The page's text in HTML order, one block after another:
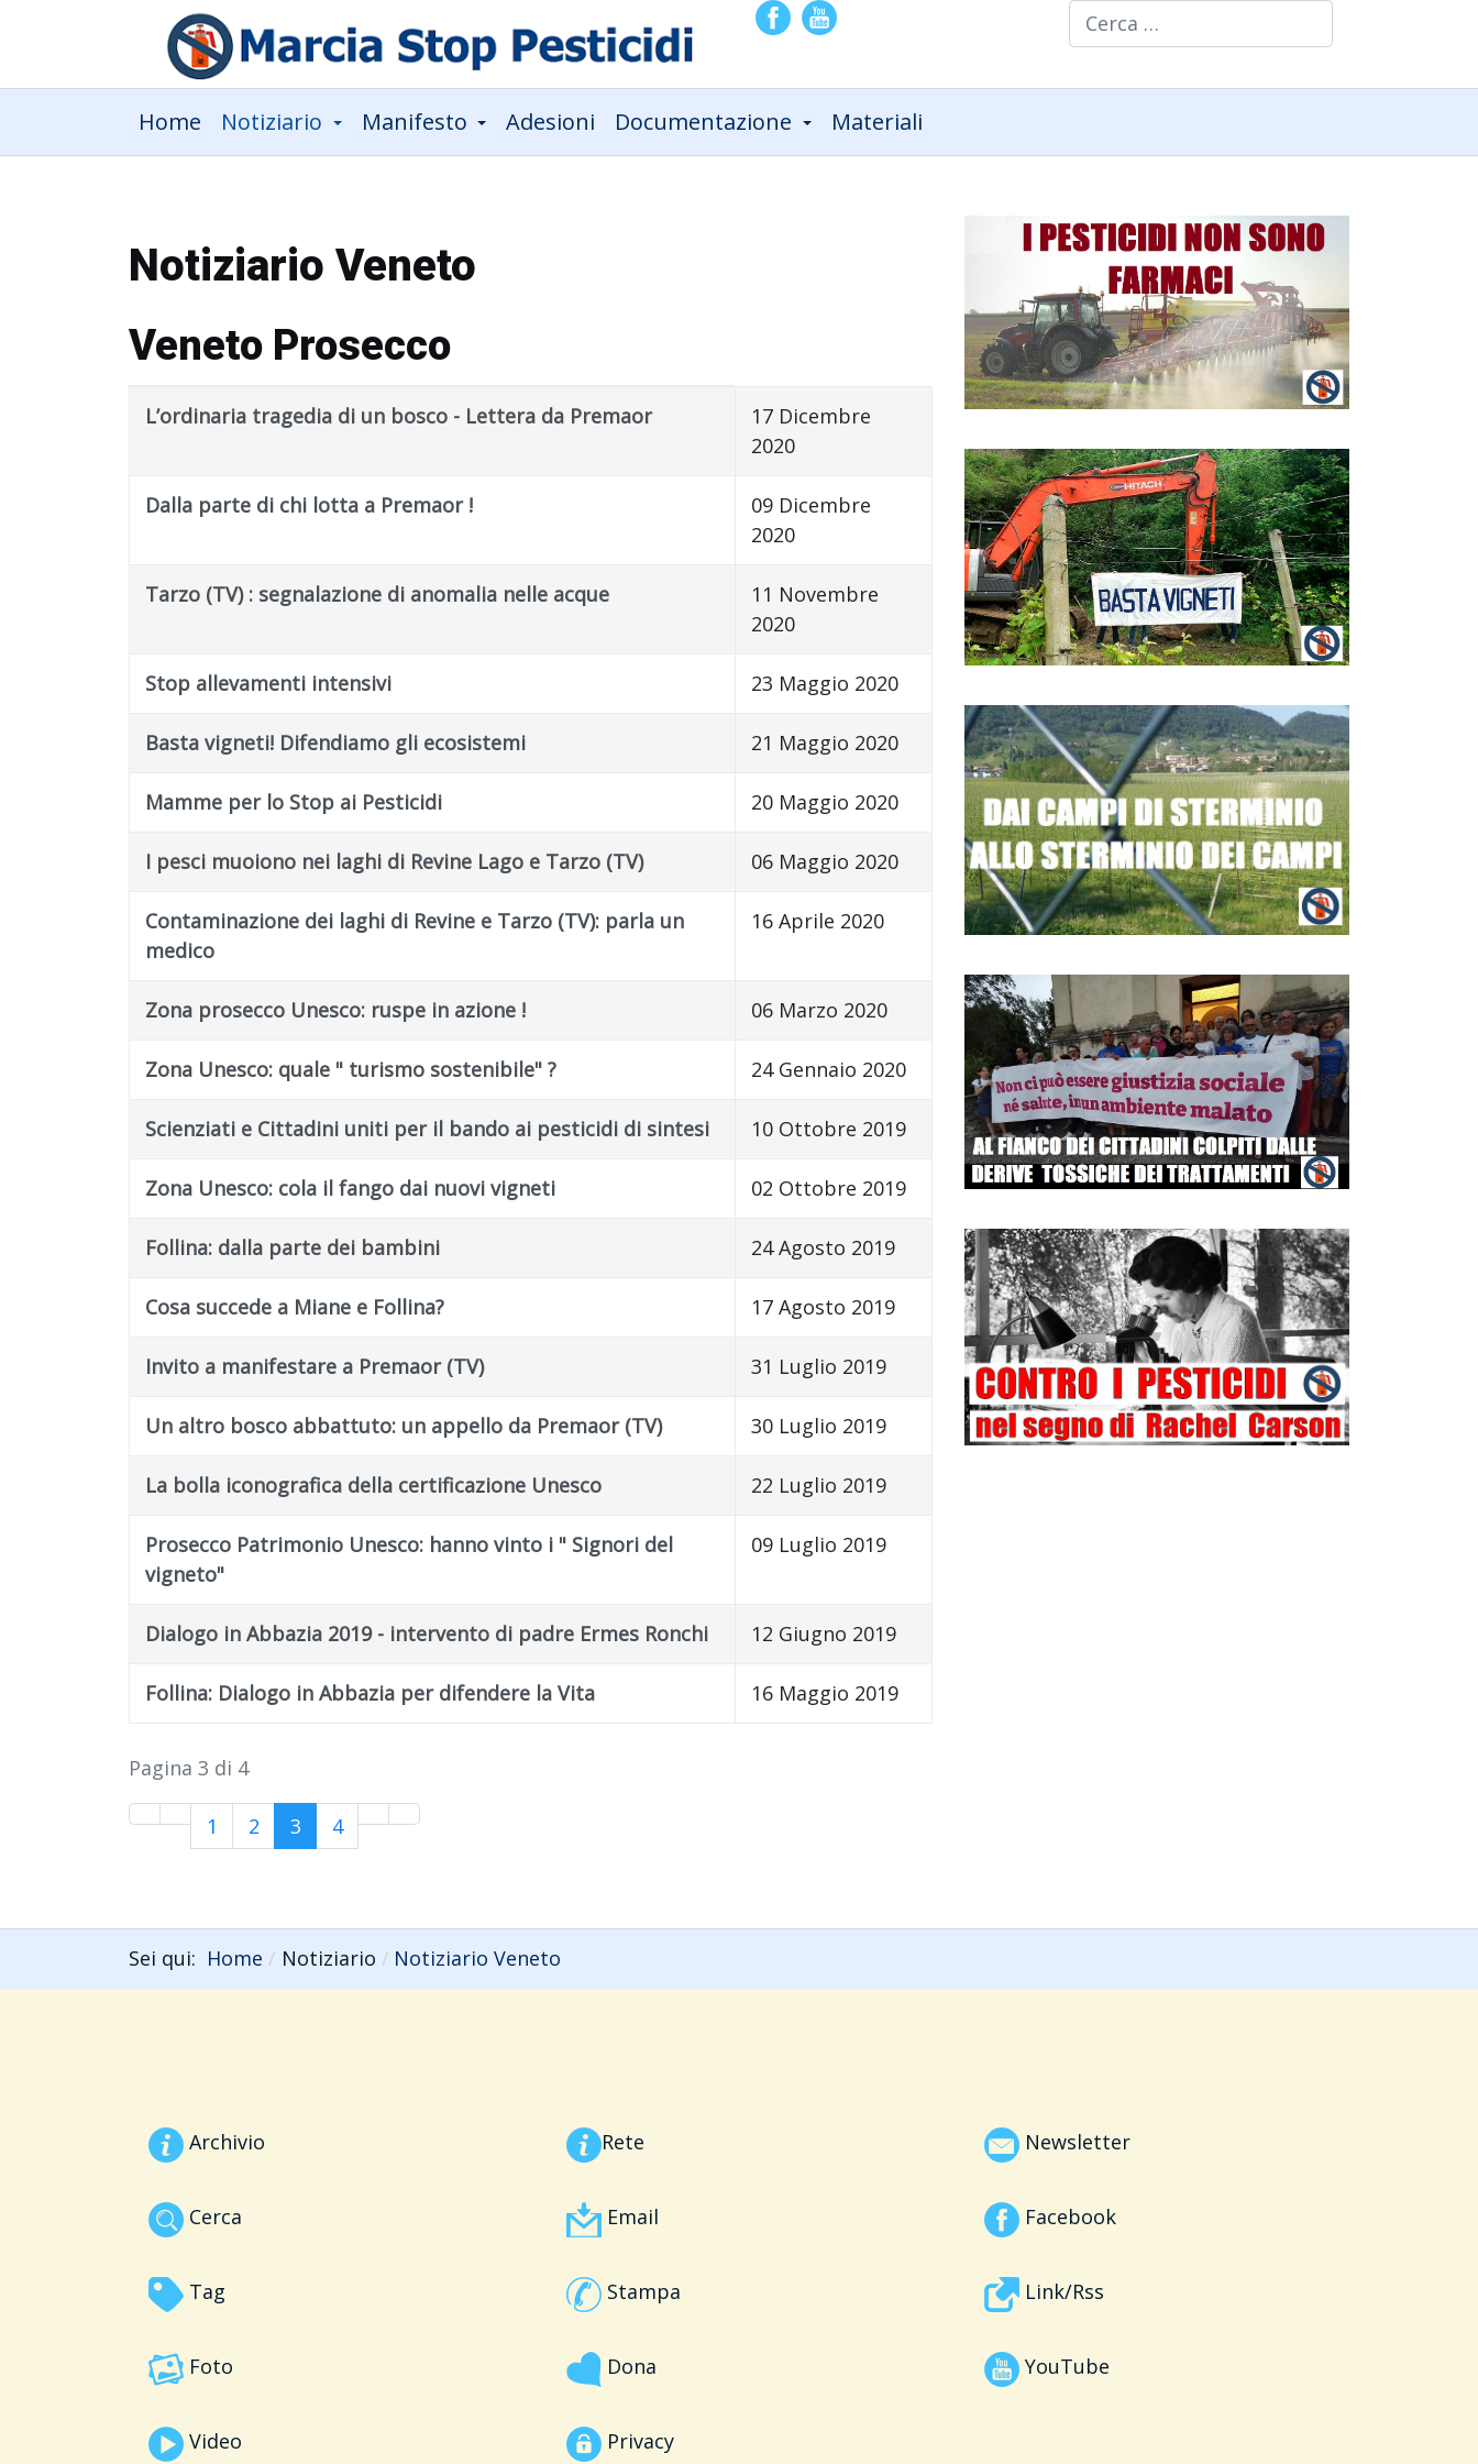
Cerca
Home Notiziario Manifesto Adesioni Documentazione Materiali
Notiziario Veneto
Veneto Prosecco
Titolo Data pubblicazione
L’ordinaria tragedia di un bosco - Lettera da Premaor
17 Dicembre
2020
Dalla parte di chi lotta a Premaor !
09 Dicembre
2020
Tarzo (TV) : segnalazione di anomalia nelle acque
11 Novembre
2020
Stop allevamenti intensivi 23 Maggio 2020
Basta vigneti! Difendiamo gli ecosistemi 21 Maggio 2020
Mamme per lo Stop ai Pesticidi 20 Maggio 2020
I pesci muoiono nei laghi di Revine Lago e Tarzo (TV) 06 Maggio 2020
Contaminazione dei laghi di Revine e Tarzo (TV): parla un
medico
16 Aprile 2020
Zona prosecco Unesco: ruspe in azione ! 06 Marzo 2020
Zona Unesco: quale " turismo sostenibile" ? 24 Gennaio 2020
Scienziati e Cittadini uniti per il bando ai pesticidi di sintesi 10 Ottobre 2019
Zona Unesco: cola il fango dai nuovi vigneti 02 Ottobre 2019
Follina: dalla parte dei bambini 24 Agosto 2019
Cosa succede a Miane e Follina? 17 Agosto 2019
Invito a manifestare a Premaor (TV) 31 Luglio 2019
Un altro bosco abbattuto: un appello da Premaor (TV) 30 Luglio 2019
La bolla iconografica della certificazione Unesco 22 Luglio 2019
Prosecco Patrimonio Unesco: hanno vinto i " Signori del
vigneto"
09 Luglio 2019
Dialogo in Abbazia 2019 - intervento di padre Ermes Ronchi 12 Giugno 2019
Follina: Dialogo in Abbazia per difendere la Vita 16 Maggio 2019
Pagina 3 di 4
1 2 3 4
Sei qui: Home Notiziario Notiziario Veneto
Archivio
Cerca
Tag
Foto
Video
Rete
Email
Stampa
Dona
Privacy
Newsletter
Facebook
Link/Rss
YouTube